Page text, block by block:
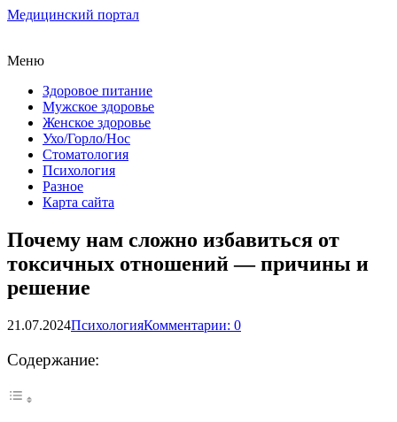
Медицинский портал
Меню
Здоровое питание
Мужское здоровье
Женское здоровье
Ухо/Горло/Нос
Стоматология
Психология
Разное
Карта сайта
Почему нам сложно избавиться от
токсичных отношений — причины и
решение
21.07.2024ПсихологияКомментарии: 0
Содержание: